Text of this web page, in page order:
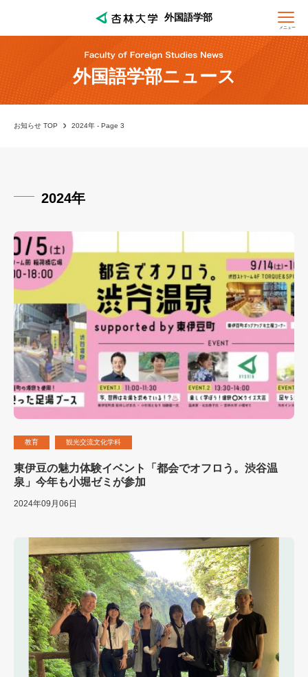
外国語学部
メニュー
外国語学部ニュース
お知らせ TOP 2024年 - Page 3
2024年
教育 観光交流文化学科
東伊豆の魅力体験イベント「都会でオフロう。渋谷温
泉」今年も小堀ゼミが参加
2024年09月06日